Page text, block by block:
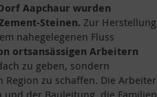
Aapchaur wurden
Steinen. Zur Herstellung
nahegelegenen Fluss
ortsansässigen Arbeitern
zu geben, sondern
zu schaffen. Die Arbeiter
der Bauleitung, die Familien